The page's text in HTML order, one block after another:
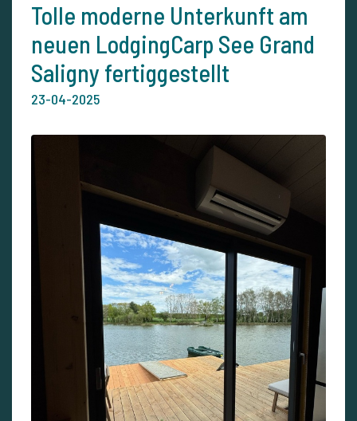
Tolle moderne Unterkunft am
neuen LodgingCarp See Grand
Saligny fertiggestellt
23-04-2025